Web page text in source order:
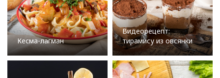
Кесма-лагман
Видеорецепт:
тирамису из овсянки